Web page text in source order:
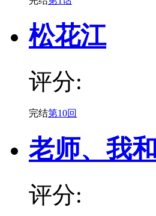
松花江
评分:
完结第10回
老师、我
评分: